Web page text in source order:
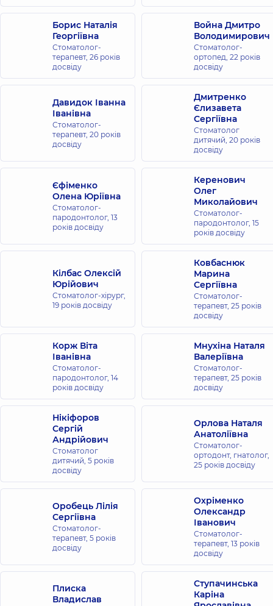
Борис Наталія
Георгіївна
Стоматолог-
терапевт, 26 років
досвіду
Война Дмитро
Володимирович
Стоматолог-
ортопед, 22 років
досвіду
Давидок Іванна
Іванівна
Стоматолог-
терапевт, 20 років
досвіду
Дмитренко
Єлизавета
Сергіївна
Стоматолог
дитячий, 20 років
досвіду
Єфіменко
Олена Юріївна
Стоматолог-
пародонтолог, 13
років досвіду
Керенович
Олег
Миколайович
Стоматолог-
пародонтолог, 15
років досвіду
Кілбас Олексій
Юрійович
Стоматолог-хірург,
19 років досвіду
Ковбаснюк
Марина
Сергіївна
Стоматолог-
терапевт, 25 років
досвіду
Корж Віта
Іванівна
Стоматолог-
пародонтолог, 14
років досвіду
Мнухіна Наталя
Валеріївна
Стоматолог-
терапевт, 25 років
досвіду
Нікіфоров
Сергій
Андрійович
Стоматолог
дитячий, 5 років
досвіду
Орлова Наталя
Анатоліївна
Стоматолог-
ортодонт, гнатолог,
25 років досвіду
Оробець Лілія
Сергіївна
Стоматолог-
терапевт, 5 років
досвіду
Охріменко
Олександр
Іванович
Стоматолог-
терапевт, 13 років
досвіду
Плиска
Владислав
Ступачинська
Каріна